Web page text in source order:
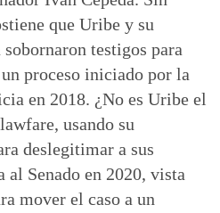
que Uribe y su
testigos para
proceso iniciado por la
en 2018. ¿No es Uribe el
usando su
deslegitimar a sus
al Senado en 2020, vista
mover el caso a un